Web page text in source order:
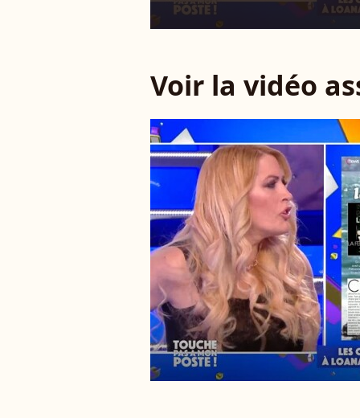
Voir la vidéo